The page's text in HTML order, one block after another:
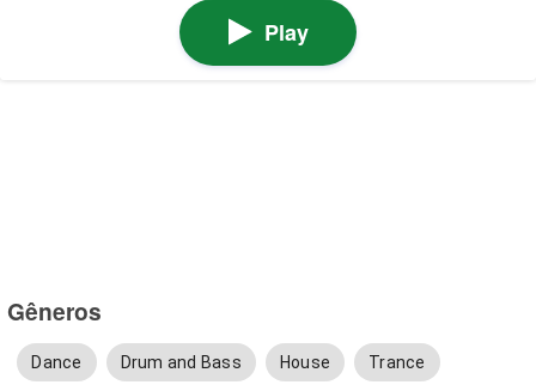
Play
Gêneros
Dance Drum and Bass House Trance